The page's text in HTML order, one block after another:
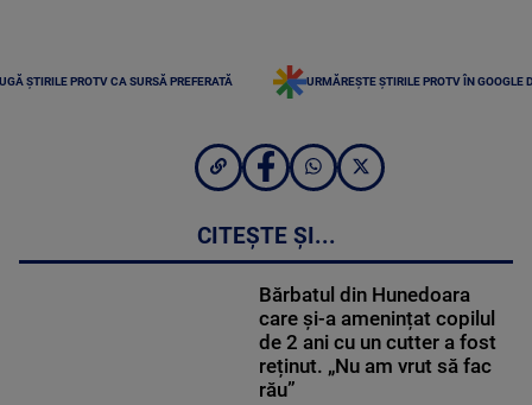
ȘTIRILE PROTV CA SURSĂ PREFERATĂ URMĂREȘTE ȘTIRILE PROTV ÎN GOOGLE
CITEȘTE ȘI...
Bărbatul din Hunedoara
care și-a amenințat copilul
de 2 ani cu un cutter a fost
reținut. „Nu am vrut să fac
rău”